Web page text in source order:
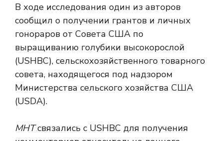
В ходе исследования один из авторов
сообщил о получении грантов и личных
гонораров от Совета США по
выращиванию голубики высокорослой
(USHBC), сельскохозяйственного товарного
совета, находящегося под надзором
Министерства сельского хозяйства США
(USDA).
МНТсвязались с USHBC для получения